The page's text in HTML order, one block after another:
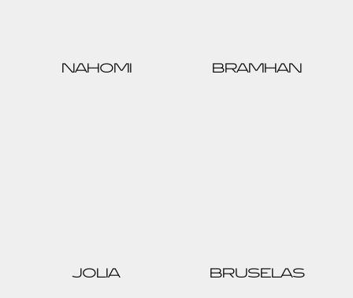
NAHOMI BRAMHAN
JOLIA BRUSELAS